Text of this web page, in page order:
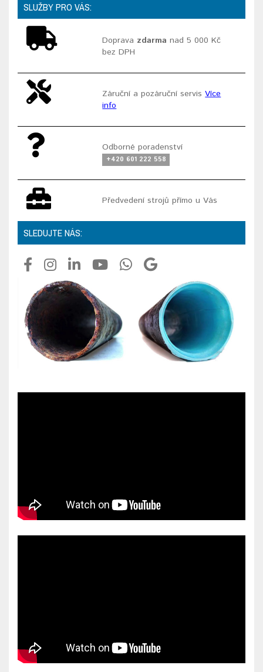
SLUŽBY PRO VÁS:
Doprava zdarma nad 5 000 Kč
bez DPH
Záruční a pozáruční servisVíce
info
Odborné poradenství
+420 601 222 558
Předvedení strojů přímo u Vás
SLEDUJTE NÁS: